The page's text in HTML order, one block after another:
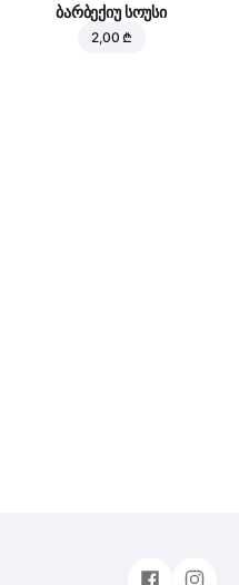
ბარბექიუ სოუსი
2,00 ₾